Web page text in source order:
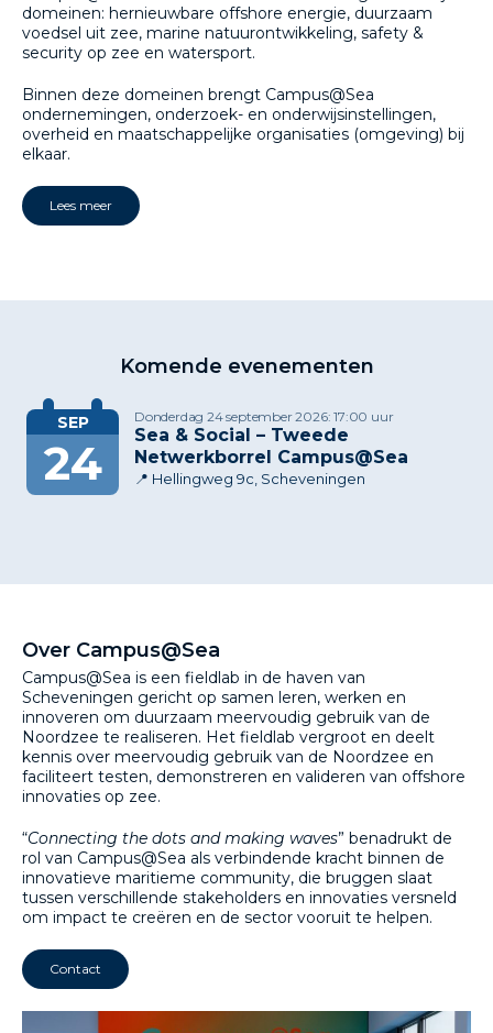
domeinen: hernieuwbare offshore energie, duurzaam
voedsel uit zee, marine natuurontwikkeling, safety &
security op zee en watersport.
Binnen deze domeinen brengt Campus@Sea
ondernemingen, onderzoek- en onderwijsinstellingen,
overheid en maatschappelijke organisaties (omgeving) bij
elkaar.
Lees meer
Komende evenementen
SEP
24
Donderdag 24 september 2026: 17:00 uur
Sea & Social – Tweede
Netwerkborrel Campus@Sea
📍 Hellingweg 9c, Scheveningen
Over Campus@Sea
Campus@Sea is een fieldlab in de haven van
Scheveningen gericht op samen leren, werken en
innoveren om duurzaam meervoudig gebruik van de
Noordzee te realiseren. Het fieldlab vergroot en deelt
kennis over meervoudig gebruik van de Noordzee en
faciliteert testen, demonstreren en valideren van offshore
innovaties op zee.
“Connecting the dots and making waves” benadrukt de
rol van Campus@Sea als verbindende kracht binnen de
innovatieve maritieme community, die bruggen slaat
tussen verschillende stakeholders en innovaties versneld
om impact te creëren en de sector vooruit te helpen.
Contact